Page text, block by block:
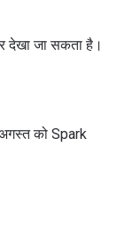
देखा जा सकता है।
को Spark